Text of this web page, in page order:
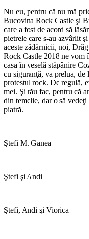
Nu eu, pentru că nu mă
Bucovina Rock Castle şi
care a fost de acord să
pietrele care s-au azvârlit
aceste zădărnicii, noi,
Rock Castle 2018 ne vom
casa în veselă stăpânire
cu siguranţă, va prelua, de
protestul rock. De regulă,
mei. Şi rău fac, pentru că
din temelie, dar o să vedeţi
piatră.
Ştefi M. Ganea
Ştefi şi Andi
Ştefi, Andi şi Viorica